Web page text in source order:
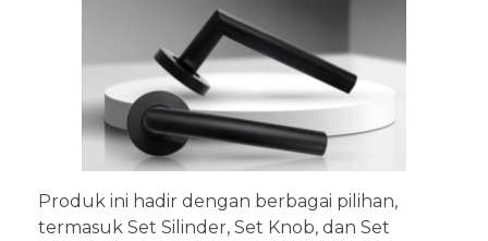
Produk ini hadir dengan berbagai pilihan,
termasuk Set Silinder, Set Knob, dan Set